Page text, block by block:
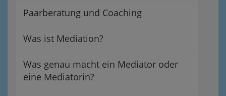
Paarberatung und Coaching
Was ist Mediation?
Was genau macht ein Mediator oder
eine Mediatorin?